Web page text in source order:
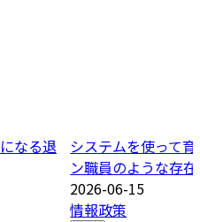
なる退
システムを使って
ン職員のような存
2026-06-15
情報政策